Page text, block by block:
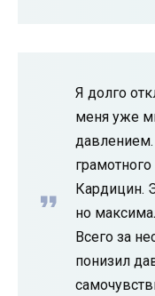
Я долго
меня уже
Кардицин.
но
Всего за
понизил